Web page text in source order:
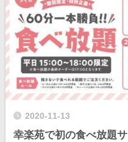
2020-11-13
幸楽苑で初の食べ放題